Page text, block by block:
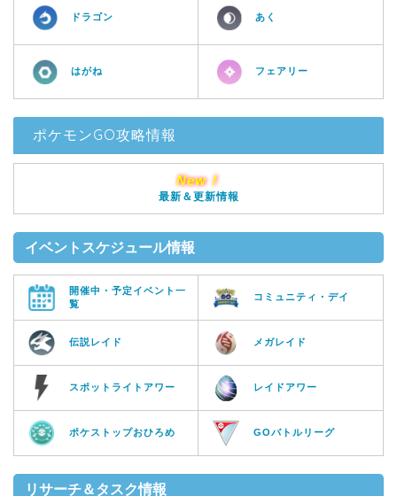
ドラゴン あく
はがね フェアリー
ポケモンGO攻略情報
New！
最新＆更新情報
イベントスケジュール情報
開催中・予定イベント一
覧
コミュニティ・デイ
伝説レイド メガレイド
スポットライトアワー レイドアワー
ポケストップおひろめ GOバトルリーグ
リサーチ＆タスク情報